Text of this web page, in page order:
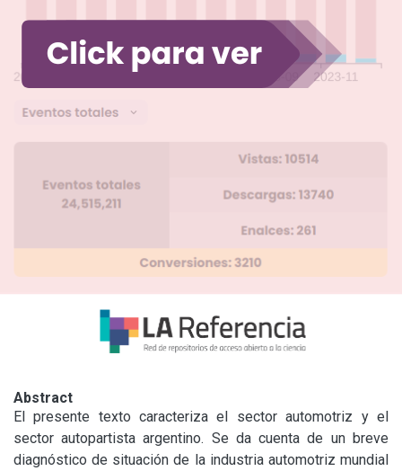
Abstract
El presente texto caracteriza el sector automotriz y el
sector autopartista argentino. Se da cuenta de un breve
diagnóstico de situación de la industria automotriz mundial